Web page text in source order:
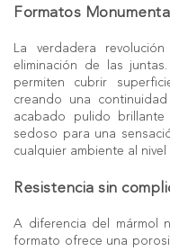
Formatos
La verdadera
eliminación de las
permiten cubrir
creando una
acabado pulido
sedoso para una
cualquier ambiente al
Resistencia sin
A diferencia del mármol
formato ofrece una